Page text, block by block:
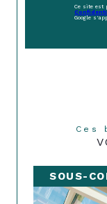
Ce site est
Google
SOUS-